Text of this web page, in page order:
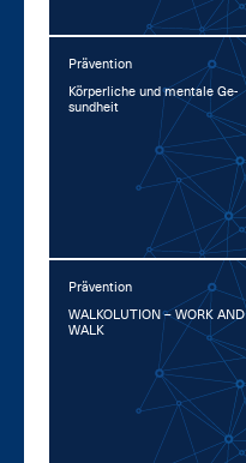
Prävention
Kör­per­li­che und men­ta­le Ge­
sund­heit
Prävention
WAL­KO­LU­TI­ON – WORK AND
WALK